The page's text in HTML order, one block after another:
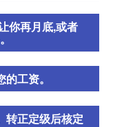
你再月底,或者
工资。
转正定级后核定